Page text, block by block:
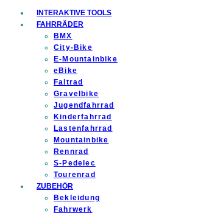
INTERAKTIVE TOOLS
FAHRRÄDER
BMX
City-Bike
E-Mountainbike
eBike
Faltrad
Gravelbike
Jugendfahrrad
Kinderfahrrad
Lastenfahrrad
Mountainbike
Rennrad
S-Pedelec
Tourenrad
ZUBEHÖR
Bekleidung
Fahrwerk